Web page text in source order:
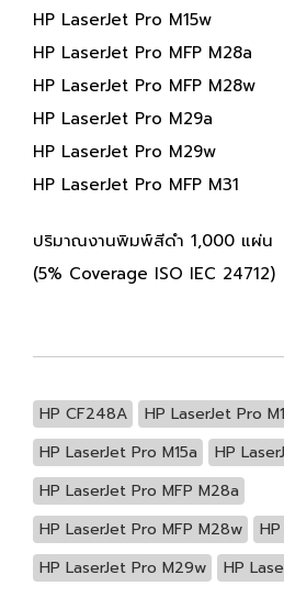
HP LaserJet Pro M15w
HP LaserJet Pro MFP M28a
HP LaserJet Pro MFP M28w
HP LaserJet Pro M29a
HP LaserJet Pro M29w
HP LaserJet Pro MFP M31
ปริมาณงานพิมพ์สีดำ 1,000 แผ่น
(5% Coverage ISO IEC 24712)
HP CF248A
HP LaserJet Pro
HP LaserJet Pro M15a
HP
HP LaserJet Pro MFP M28a
HP LaserJet Pro MFP M28w
HP LaserJet Pro M29w
HP